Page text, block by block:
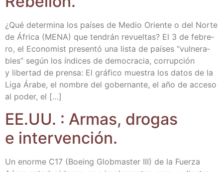
¿Qué deter­mi­na los paí­ses de Medio Orien­te o del Nor­te
de Áfri­ca (MENA) que ten­drán revuel­tas? El 3 de febre­
ro, el Eco­no­mist pre­sen­tó una lis­ta de paí­ses “vul­ne­ra­
bles” según los índi­ces de demo­cra­cia, corrup­ción
y liber­tad de pren­sa: El grá­fi­co mues­tra los datos de la
Liga Ára­be, el nom­bre del gober­nan­te, el año de acce­so
al poder, el […]
EE.UU. : Armas, dro­gas
e intervención.
Un enor­me C17 (Boeing Glob­mas­ter III) de la Fuer­za